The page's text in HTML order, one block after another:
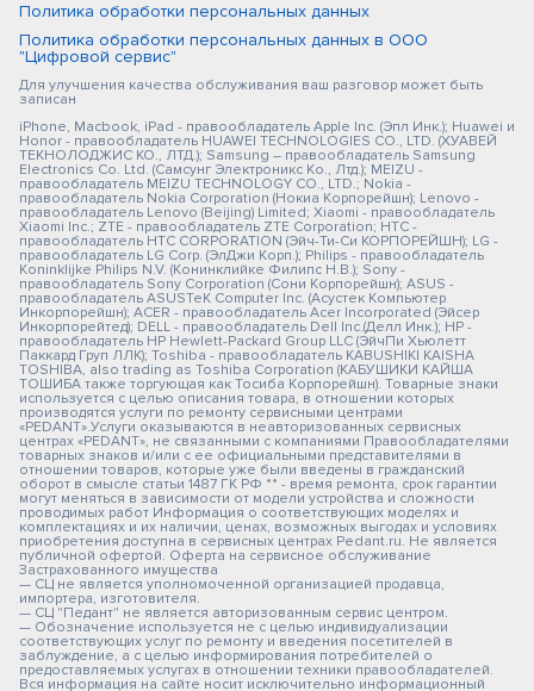
Политика обработки персональных данных
Политика обработки персональных данных в ООО
"Цифровой сервис"
Для улучшения качества обслуживания ваш разговор может быть
записан
iPhone, Macbook, iPad - правообладатель Apple Inc. (Эпл Инк.); Huawei и
Honor - правообладатель HUAWEI TECHNOLOGIES CO., LTD. (ХУАВЕЙ
ТЕКНОЛОДЖИС КО., ЛТД.); Samsung – правообладатель Samsung
Electronics Co. Ltd. (Самсунг Электроникс Ко., Лтд.); MEIZU -
правообладатель MEIZU TECHNOLOGY CO., LTD.; Nokia -
правообладатель Nokia Corporation (Нокиа Корпорейшн); Lenovo -
правообладатель Lenovo (Beijing) Limited; Xiaomi - правообладатель
Xiaomi Inc.; ZTE - правообладатель ZTE Corporation; HTC -
правообладатель HTC CORPORATION (Эйч-Ти-Си КОРПОРЕЙШН); LG -
правообладатель LG Corp. (ЭлДжи Корп.); Philips - правообладатель
Koninklijke Philips N.V. (Конинклийке Филипс Н.В.); Sony -
правообладатель Sony Corporation (Сони Корпорейшн); ASUS -
правообладатель ASUSTeK Computer Inc. (Асустек Компьютер
Инкорпорейшн); ACER - правообладатель Acer Incorporated (Эйсер
Инкорпорейтед); DELL - правообладатель Dell Inc.(Делл Инк.); HP -
правообладатель HP Hewlett-Packard Group LLC (ЭйчПи Хьюлетт
Паккард Груп ЛЛК); Toshiba - правообладатель KABUSHIKI KAISHA
TOSHIBA, also trading as Toshiba Corporation (КАБУШИКИ КАЙША
ТОШИБА также торгующая как Тосиба Корпорейшн). Товарные знаки
используется с целью описания товара, в отношении которых
производятся услуги по ремонту сервисными центрами
«PEDANT».Услуги оказываются в неавторизованных сервисных
центрах «PEDANT», не связанными с компаниями Правообладателями
товарных знаков и/или с ее официальными представителями в
отношении товаров, которые уже были введены в гражданский
оборот в смысле статьи 1487 ГК РФ ** - время ремонта, срок гарантии
могут меняться в зависимости от модели устройства и сложности
проводимых работ Информация о соответствующих моделях и
комплектациях и их наличии, ценах, возможных выгодах и условиях
приобретения доступна в сервисных центрах Pedant.ru. Не является
публичной офертой. Оферта на сервисное обслуживание
Застрахованного имущества
— СЦ не является уполномоченной организацией продавца,
импортера, изготовителя.
— СЦ "Педант" не является авторизованным сервис центром.
— Обозначение используется не с целью индивидуализации
соответствующих услуг по ремонту и введения посетителей в
заблуждение, а с целью информирования потребителей о
предоставляемых услугах в отношении техники правообладателей.
Вся информация на сайте носит исключительно информационный